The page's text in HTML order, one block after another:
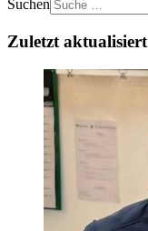
Suchen
Zuletzt aktualisiert